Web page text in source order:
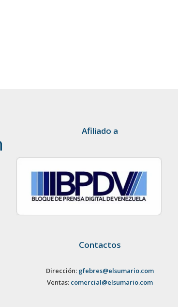
Afiliado a
Contactos
Dirección: gfebres@elsumario.com
Ventas: comercial@elsumario.com